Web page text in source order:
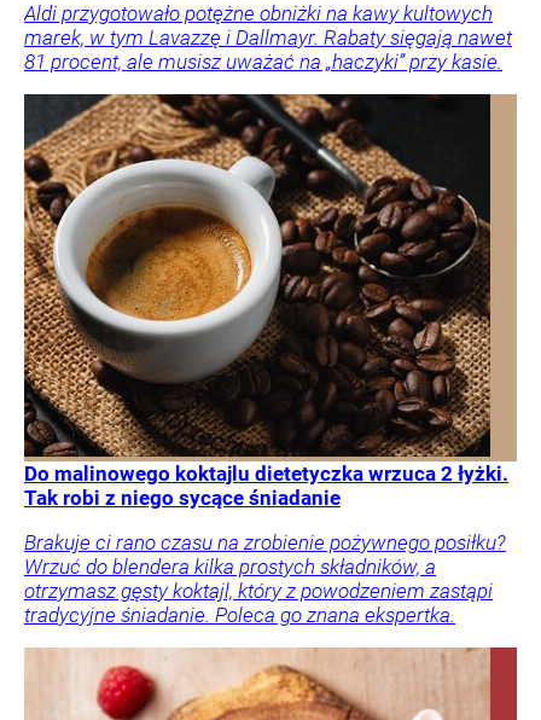
Aldi przygotowało potężne obniżki na kawy kultowych
marek, w tym Lavazzę i Dallmayr. Rabaty sięgają nawet
81 procent, ale musisz uważać na „haczyki” przy kasie.
Do malinowego koktajlu dietetyczka wrzuca 2 łyżki.
Tak robi z niego sycące śniadanie
Brakuje ci rano czasu na zrobienie pożywnego posiłku?
Wrzuć do blendera kilka prostych składników, a
otrzymasz gęsty koktajl, który z powodzeniem zastąpi
tradycyjne śniadanie. Poleca go znana ekspertka.